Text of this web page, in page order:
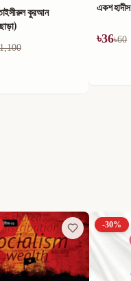
কুরআন
একশ হাদীস
৳36৳60
-30%